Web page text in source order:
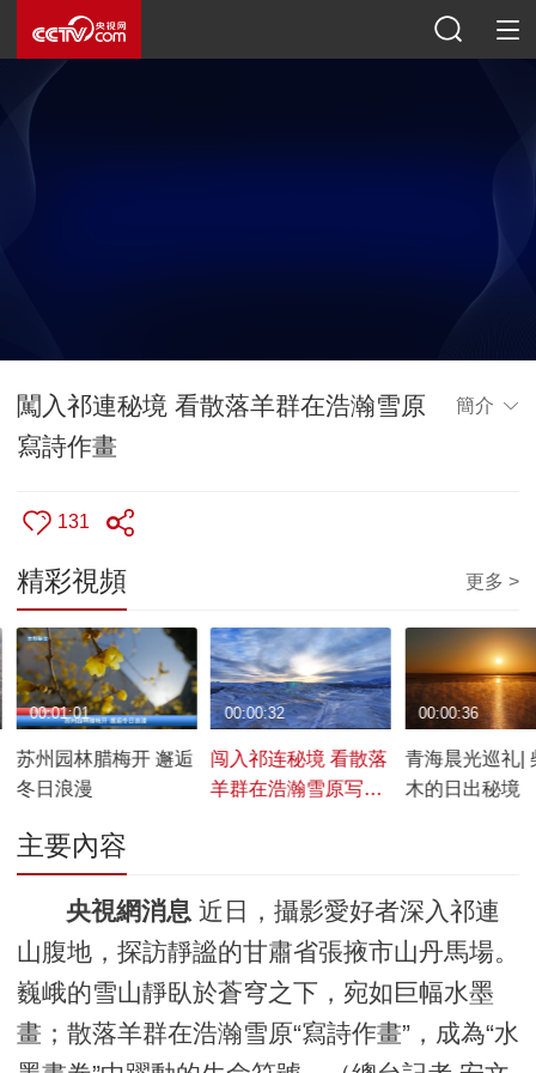
闖入祁連秘境 看散落羊群在浩瀚雪原
寫詩作畫
簡介
131
精彩視頻 更多 >
苏州园林腊梅开 邂逅
冬日浪漫
00:01:01
闯入祁连秘境 看散落
羊群在浩瀚雪原写诗
00:00:32
青海晨光巡礼|
木的日出秘境
00:00:36
主要內容
央視網消息 近日，攝影愛好者深入祁連
山腹地，探訪靜謐的甘肅省張掖市山丹馬場。
巍峨的雪山靜臥於蒼穹之下，宛如巨幅水墨
畫；散落羊群在浩瀚雪原“寫詩作畫”，成為“水